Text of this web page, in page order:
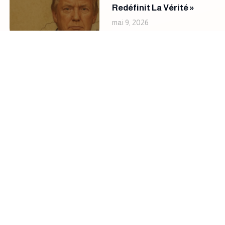
Redéfinit La Vérité »
mai 9, 2026